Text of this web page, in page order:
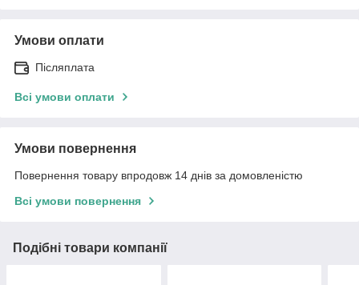
Умови оплати
Післяплата
Всі умови оплати
Умови повернення
Повернення товару впродовж 14 днів за домовленістю
Всі умови повернення
Подібні товари компанії